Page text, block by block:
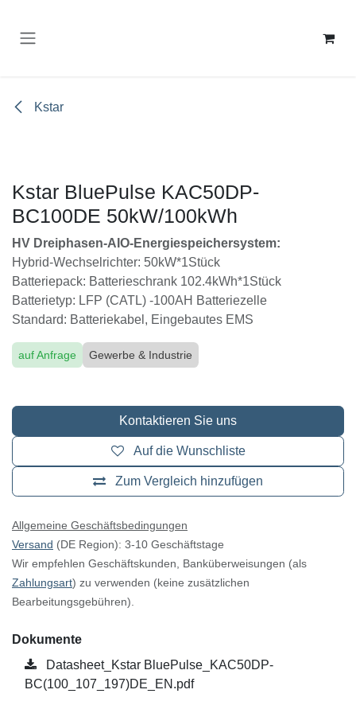
Kstar
Kstar BluePulse KAC50DP-
BC100DE 50kW/100kWh
HV Dreiphasen-AIO-Energiespeichersystem:
Hybrid-Wechselrichter: 50kW*1Stück
Batteriepack: Batterieschrank 102.4kWh*1Stück
Batterietyp: LFP (CATL) -100AH Batteriezelle
Standard: Batteriekabel, Eingebautes EMS
auf Anfrage Gewerbe & Industrie
Kontaktieren Sie uns
Zum Vergleich hinzufügen
Auf die Wunschliste
Allgemeine Geschäftsbedingungen
Versand (DE Region): 3-10 Geschäftstage
Wir empfehlen Geschäftskunden, Banküberweisungen (als
Zahlungsart) zu verwenden (keine zusätzlichen
Bearbeitungsgebühren).
Dokumente
Datasheet_Kstar BluePulse_KAC50DP-
BC(100_107_197)DE_EN.pdf